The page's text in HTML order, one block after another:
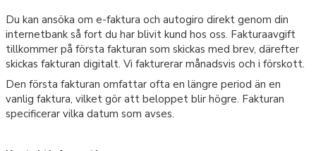
Du kan ansöka om e-faktura och autogiro direkt genom din
internetbank så fort du har blivit kund hos oss. Fakturaavgift
tillkommer på första fakturan som skickas med brev, därefter
skickas fakturan digitalt. Vi fakturerar månadsvis och i förskott.
Den första fakturan omfattar ofta en längre period än en
vanlig faktura, vilket gör att beloppet blir högre. Fakturan
specificerar vilka datum som avses.